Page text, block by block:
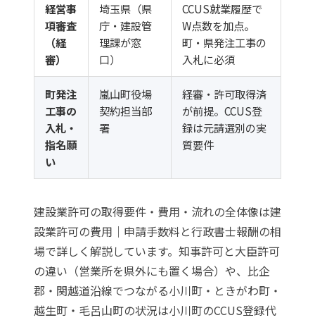
経営事
項審査
（経
審）
埼玉県（県
庁・建設管
理課が窓
口）
CCUS就業履歴で
W点数を加点。
町・県発注工事の
入札に必須
町発注
工事の
入札・
指名願
い
嵐山町役場
契約担当部
署
経審・許可取得済
が前提。CCUS登
録は元請選別の実
質要件
建設業許可の取得要件・費用・流れの全体像は建
設業許可の費用｜申請手数料と行政書士報酬の相
場で詳しく解説しています。知事許可と大臣許可
の違い（営業所を県外にも置く場合）や、比企
郡・関越道沿線でつながる小川町・ときがわ町・
越生町・毛呂山町の状況は小川町のCCUS登録代